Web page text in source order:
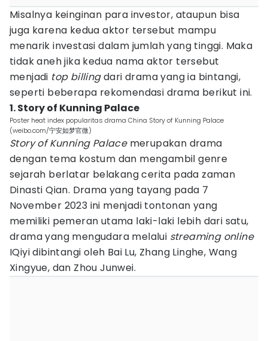
Misalnya keinginan para investor, ataupun bisa
juga karena kedua aktor tersebut mampu
menarik investasi dalam jumlah yang tinggi. Maka
tidak aneh jika kedua nama aktor tersebut
menjadi top billingdari drama yang ia bintangi,
seperti beberapa rekomendasi drama berikut ini.
1. Story of Kunning Palace
Poster heat index popularitas drama China Story of Kunning Palace
(weibo.com/宁安如梦官微)
Story of Kunning Palacemerupakan drama
dengan tema kostum dan mengambil genre
sejarah berlatar belakang cerita pada zaman
Dinasti Qian. Drama yang tayang pada 7
November 2023 ini menjadi tontonan yang
memiliki pemeran utama laki-laki lebih dari satu,
drama yang mengudara melalui streaming online
IQiyi dibintangi oleh Bai Lu, Zhang Linghe, Wang
Xingyue, dan Zhou Junwei.